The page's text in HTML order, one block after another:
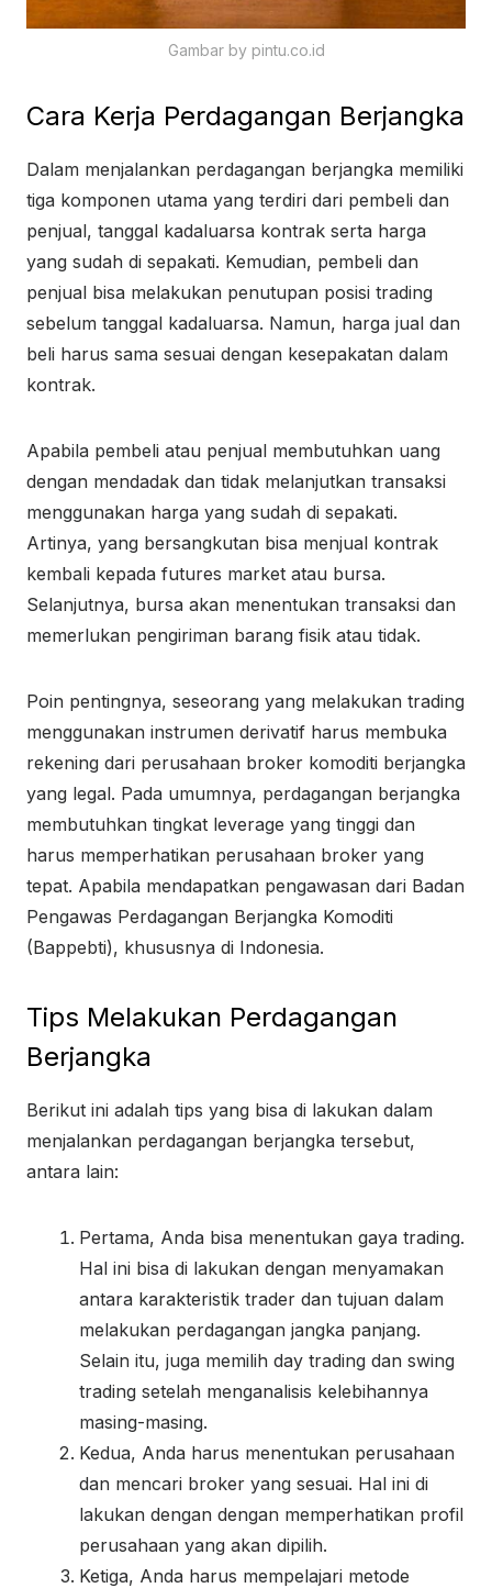
Gambar by pintu.co.id
Cara Kerja Perdagangan Berjangka
Dalam menjalankan perdagangan berjangka memiliki
tiga komponen utama yang terdiri dari pembeli dan
penjual, tanggal kadaluarsa kontrak serta harga
yang sudah di sepakati. Kemudian, pembeli dan
penjual bisa melakukan penutupan posisi trading
sebelum tanggal kadaluarsa. Namun, harga jual dan
beli harus sama sesuai dengan kesepakatan dalam
kontrak.
Apabila pembeli atau penjual membutuhkan uang
dengan mendadak dan tidak melanjutkan transaksi
menggunakan harga yang sudah di sepakati.
Artinya, yang bersangkutan bisa menjual kontrak
kembali kepada futures market atau bursa.
Selanjutnya, bursa akan menentukan transaksi dan
memerlukan pengiriman barang fisik atau tidak.
Poin pentingnya, seseorang yang melakukan trading
menggunakan instrumen derivatif harus membuka
rekening dari perusahaan broker komoditi berjangka
yang legal. Pada umumnya, perdagangan berjangka
membutuhkan tingkat leverage yang tinggi dan
harus memperhatikan perusahaan broker yang
tepat. Apabila mendapatkan pengawasan dari Badan
Pengawas Perdagangan Berjangka Komoditi
(Bappebti), khususnya di Indonesia.
Tips Melakukan Perdagangan
Berjangka
Berikut ini adalah tips yang bisa di lakukan dalam
menjalankan perdagangan berjangka tersebut,
antara lain:
Pertama, Anda bisa menentukan gaya trading.
Hal ini bisa di lakukan dengan menyamakan
antara karakteristik trader dan tujuan dalam
melakukan perdagangan jangka panjang.
Selain itu, juga memilih day trading dan swing
trading setelah menganalisis kelebihannya
masing-masing.
Kedua, Anda harus menentukan perusahaan
dan mencari broker yang sesuai. Hal ini di
lakukan dengan dengan memperhatikan profil
perusahaan yang akan dipilih.
Ketiga, Anda harus mempelajari metode